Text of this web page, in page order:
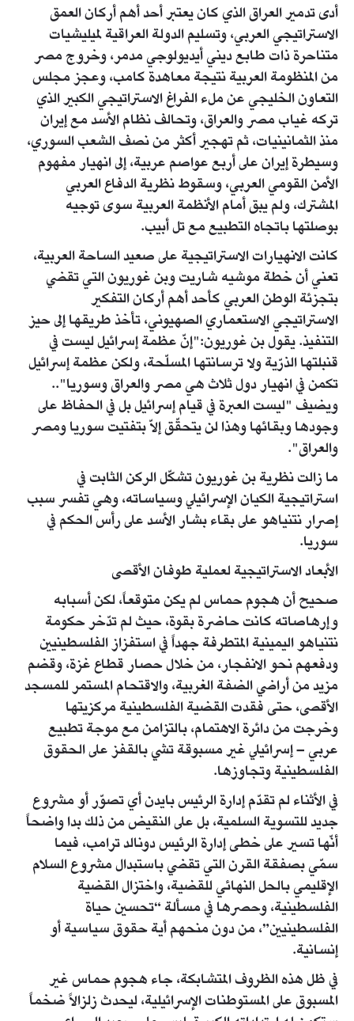
أدى تدمير العراق الذي كان يعتبر أحد أهم أركان العمق
الاستراتيجي العربي، وتسليم الدولة العراقية لميليشيات
متناحرة ذات طابع ديني أيديولوجي مدمر، وخروج مصر
من المنظومة العربية نتيجة معاهدة كامب، وعجز مجلس
التعاون الخليجي عن ملء الفراغ الاستراتيجي الكبير الذي
تركه غياب مصر والعراق، وتحالف نظام الأسد مع إيران
منذ الثمانينيات، ثم تهجير أكثر من نصف الشعب السوري،
وسيطرة إيران على أربع عواصم عربية، إلى انهيار مفهوم
الأمن القومي العربي، وسقوط نظرية الدفاع العربي
المشترك، ولم يبق أمام الأنظمة العربية سوى توجيه
بوصلتها باتجاه التطبيع مع تل أبيب.
كانت الانهيارات الاستراتيجية على صعيد الساحة العربية،
تعني أن خطة موشيه شاريت وبن غوريون التي تقضي
بتجزئة الوطن العربي كأحد أهم أركان التفكير
الاستراتيجي الاستعماري الصهيوني، تأخذ طريقها إلى حيز
التنفيذ. يقول بن غوريون:"إنّ عظمة إسرائيل ليست في
قنبلتها الذرّية ولا ترسانتها المسلّحة، ولكن عظمة إسرائيل
تكمن في انهيار دول ثلاث هي مصر والعراق وسوريا"..
ويضيف "ليست العبرة في قيام إسرائيل بل في الحفاظ على
وجودها وبقائها وهذا لن يتحقّق إلاّ بتفتيت سوريا ومصر
والعراق".
ما زالت نظرية بن غوريون تشكّل الركن الثابت في
استراتيجية الكيان الإسرائيلي وسياساته، وهي تفسر سبب
إصرار نتنياهو على بقاء بشار الأسد على رأس الحكم في
سوريا.
الأبعاد الاستراتيجية لعملية طوفان الأقصى
صحيح أن هجوم حماس لم يكن متوقعاً، لكن أسبابه
وإرهاصاته كانت حاضرة بقوة، حيث لم تدّخر حكومة
نتنياهو اليمينية المتطرفة جهداً في استفزاز الفلسطينيين
ودفعهم نحو الانفجار، من خلال حصار قطاع غزة، وقضم
مزيد من أراضي الضفة الغربية، والاقتحام المستمر للمسجد
الأقصى، حتى فقدت القضية الفلسطينية مركزيتها
وخرجت من دائرة الاهتمام، بالتزامن مع موجة تطبيع
عربي – إسرائيلي غير مسبوقة تشي بالقفز على الحقوق
الفلسطينية وتجاوزها.
في الأثناء لم تقدّم إدارة الرئيس بايدن أي تصوّر أو مشروع
جديد للتسوية السلمية، بل على النقيض من ذلك بدا واضحاً
أنّها تسير على خطى إدارة الرئيس دونالد ترامب، فيما
سمّي بصفقة القرن التي تقضي باستبدال مشروع السلام
الإقليمي بالحل النهائي للقضية، واختزال القضية
الفلسطينية، وحصرها في مسألة “تحسين حياة
الفلسطينيين”، من دون منحهم أية حقوق سياسية أو
إنسانية.
في ظل هذه الظروف المتشابكة، جاء هجوم حماس غير
المسبوق على المستوطنات الإسرائيلية، ليحدث زلزالاً ضخماً